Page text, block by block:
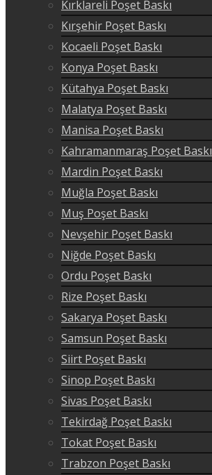
Kırklareli Poşet Baskı
Kırşehir Poşet Baskı
Kocaeli Poşet Baskı
Konya Poşet Baskı
Kütahya Poşet Baskı
Malatya Poşet Baskı
Manisa Poşet Baskı
Kahramanmaraş Poşet Baskı
Mardin Poşet Baskı
Muğla Poşet Baskı
Muş Poşet Baskı
Nevşehir Poşet Baskı
Niğde Poşet Baskı
Ordu Poşet Baskı
Rize Poşet Baskı
Sakarya Poşet Baskı
Samsun Poşet Baskı
Siirt Poşet Baskı
Sinop Poşet Baskı
Sivas Poşet Baskı
Tekirdağ Poşet Baskı
Tokat Poşet Baskı
Trabzon Poşet Baskı